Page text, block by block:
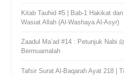
Kitab Tauhid #5 | Bab-1 Hakikat
Wasiat Allah (Al-Washaya Al-Asyr)
Zaadul Ma’ad #14 : Petunjuk Nabi ﷺ dalam Tidur dan
Bermuamalah
Tafsir Surat Al-Baqarah Ayat 218 |